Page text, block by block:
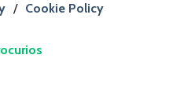
/ Cookie Policy